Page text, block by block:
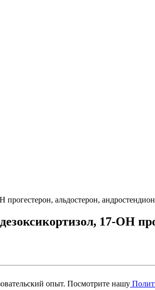
альдостерон,
17-ОН
опыт. Посмотрите нашу